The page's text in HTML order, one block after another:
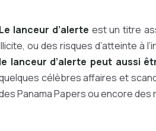
Le lanceur d’alerte est un titre
ou des risques d’atteinte à
le lanceur d’alerte peut aussi
célèbres affaires et
Panama Papers ou encore des